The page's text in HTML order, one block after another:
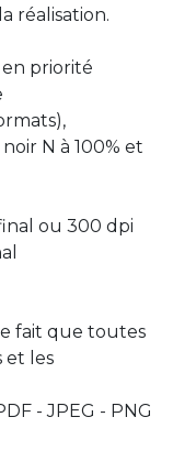
réalisation.
en priorité
N à 100% et
ou 300 dpi
fait que toutes
et les
- JPEG - PNG